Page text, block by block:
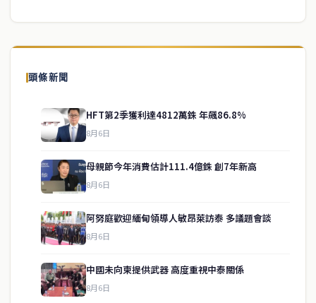
頭條新聞
HFT第2季獲利達4812萬銖 年飆86.8%
8月6日
母親節今年消費估計111.4億銖 創7年新高
8月6日
阿努庭歡迎緬甸領導人敏昂萊訪泰 多議題會談
8月6日
中國未向柬提供武器 高度重視中泰關係
8月6日
service@thaichinesenews.com